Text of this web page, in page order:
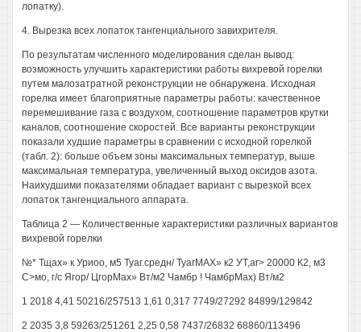
лопатку).
4. Вырезка всех лопаток тангенциального завихрителя.
По результатам численного моделирования сделан вывод:
возможность улучшить характеристики работы вихревой горелки
путем малозатратной реконструкции не обнаружена. Исходная
горелка имеет благоприятные параметры работы: качественное
перемешивание газа с воздухом, соотношение параметров крутки
каналов, соотношение скоростей. Все варианты реконструкции
показали худшие параметры в сравнении с исходной горелкой
(табл. 2): больше объем зоны максимальных температур, выше
максимальная температура, увеличенный выход оксидов азота.
Наихудшими показателями обладает вариант с вырезкой всех
лопаток тангенциального аппарата.
Таблица 2 — Количественные характеристики различных вариантов
вихревой горелки
№* Тщах» к Уриоо, м5 Туаг.средн/ ТуагМАХ» к2 УТ,аг> 20000 К2, м3
С>мо, г/с Ягор/ ЦгорМах» Вт/м2 Чамбр ! ЧамбрМах) Вт/м2
1 2018 4,41 50216/257513 1,61 0,317 7749/27292 84899/129842
2 2035 3,8 59263/251261 2,25 0,58 7437/26832 68860/113496